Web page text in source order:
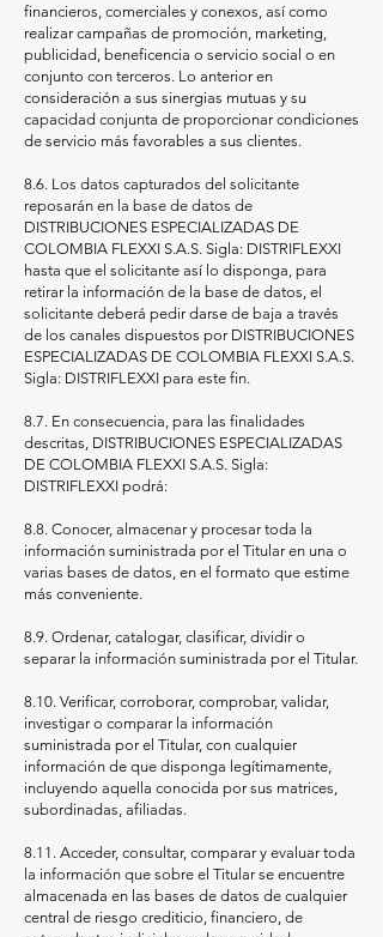
financieros, comerciales y conexos, así como
realizar campañas de promoción, marketing,
publicidad, beneficencia o servicio social o en
conjunto con terceros. Lo anterior en
consideración a sus sinergias mutuas y su
capacidad conjunta de proporcionar condiciones
de servicio más favorables a sus clientes.
8.6. Los datos capturados del solicitante
reposarán en la base de datos de
DISTRIBUCIONES ESPECIALIZADAS DE
COLOMBIA FLEXXI S.A.S. Sigla: DISTRIFLEXXI
hasta que el solicitante así lo disponga, para
retirar la información de la base de datos, el
solicitante deberá pedir darse de baja a través
de los canales dispuestos por DISTRIBUCIONES
ESPECIALIZADAS DE COLOMBIA FLEXXI S.A.S.
Sigla: DISTRIFLEXXI para este fin.
8.7. En consecuencia, para las finalidades
descritas, DISTRIBUCIONES ESPECIALIZADAS
DE COLOMBIA FLEXXI S.A.S. Sigla:
DISTRIFLEXXI podrá:
8.8. Conocer, almacenar y procesar toda la
información suministrada por el Titular en una o
varias bases de datos, en el formato que estime
más conveniente.
8.9. Ordenar, catalogar, clasificar, dividir o
separar la información suministrada por el Titular.
8.10. Verificar, corroborar, comprobar, validar,
investigar o comparar la información
suministrada por el Titular, con cualquier
información de que disponga legítimamente,
incluyendo aquella conocida por sus matrices,
subordinadas, afiliadas.
8.11. Acceder, consultar, comparar y evaluar toda
la información que sobre el Titular se encuentre
almacenada en las bases de datos de cualquier
central de riesgo crediticio, financiero, de